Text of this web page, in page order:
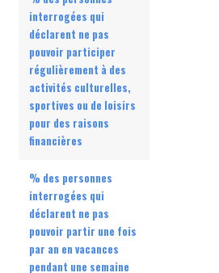
interrogées qui
déclarent ne pas
pouvoir participer
régulièrement à des
activités culturelles,
sportives ou de loisirs
pour des raisons
financières
% des personnes
interrogées qui
déclarent ne pas
pouvoir partir une fois
par an en vacances
pendant une semaine